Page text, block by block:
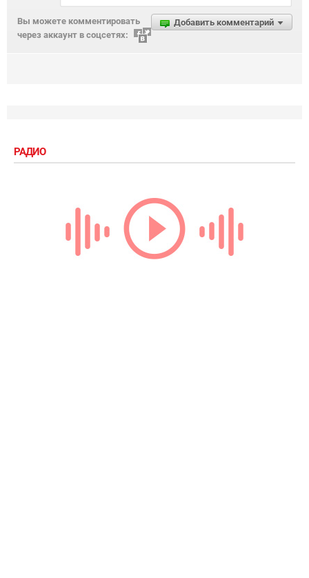
Добавить комментарий
Вы можете комментировать
через аккаунт в соцсетях:
РАДИО